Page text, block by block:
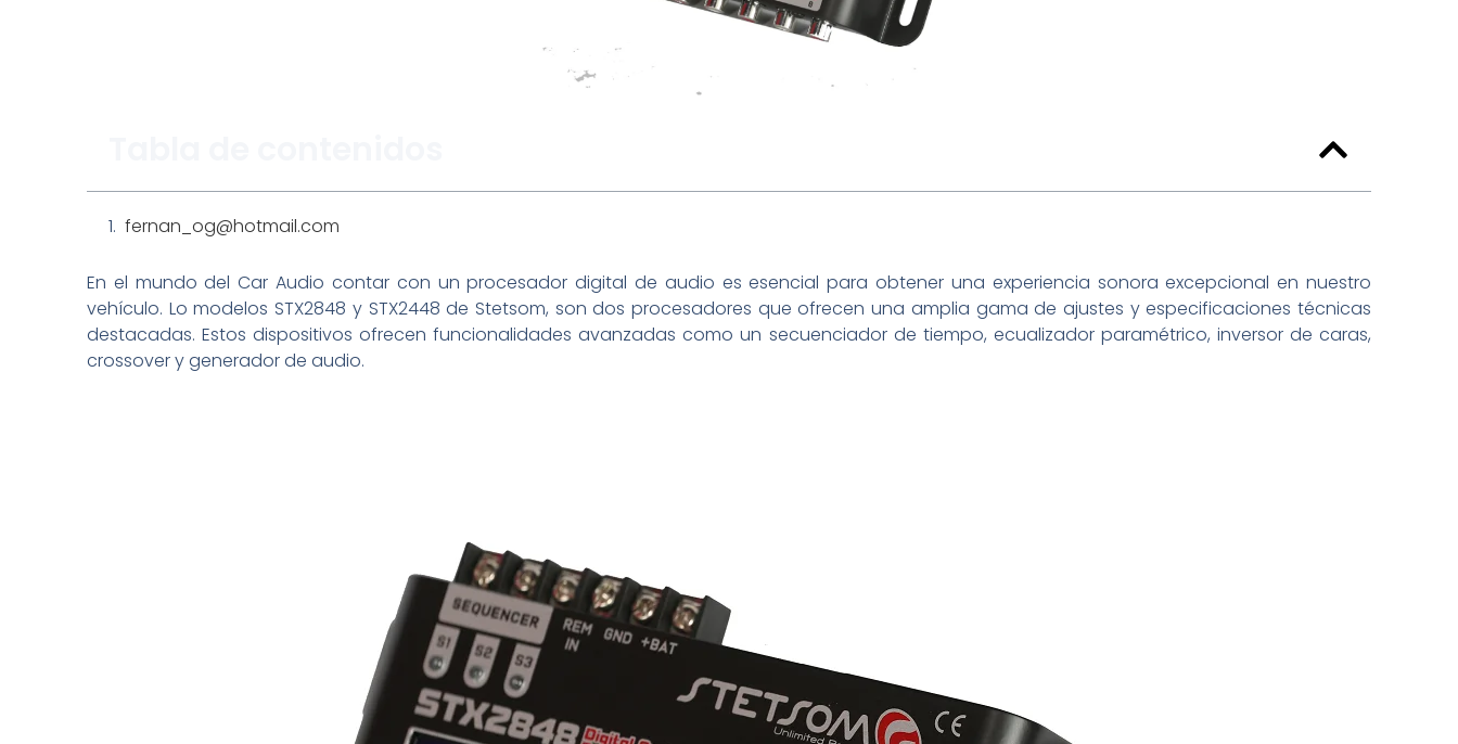
fernan_og@hotmail.com
En el mundo del Car Audio contar con un procesador digital de audio es esencial para obtener una experiencia sonora excepcional en nuestro
vehículo. Lo modelos STX2848 y STX2448 de Stetsom, son dos procesadores que ofrecen una amplia gama de ajustes y especificaciones técnicas
destacadas. Estos dispositivos ofrecen funcionalidades avanzadas como un secuenciador de tiempo, ecualizador paramétrico, inversor de caras,
crossover y generador de audio.